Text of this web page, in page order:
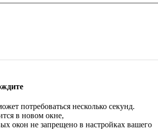
потребоваться несколько секунд.
в новом окне,
окон не запрещено в настройках вашего